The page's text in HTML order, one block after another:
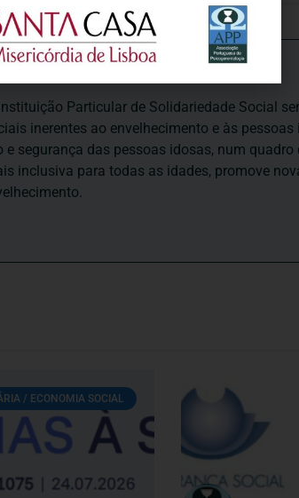
Particular de Solidariedade Social
inerentes ao envelhecimento e às
segurança das pessoas idosas, num
inclusiva para todas as idades, promove
/ ECONOMIA SOCIAL